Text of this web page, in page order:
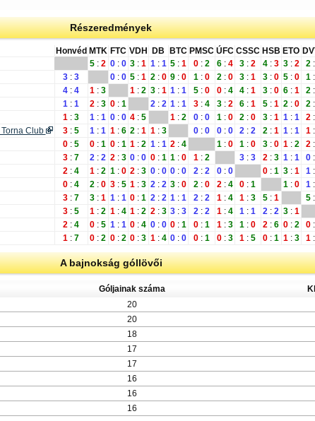
Részeredmények
Honvéd MTK FTC VDH DB BTC PMSC ÚFC CSSC HSB ETO
5 : 2 0 : 0 3 : 1 1 : 1 5 : 1 0 : 2 6 : 4 3 : 2 4 : 3 3 : 2 2 :
3 : 3 0 : 0 5 : 1 2 : 0 9 : 0 1 : 0 2 : 0 3 : 1 3 : 0 5 : 0 1 :
4 : 4 1 : 3 1 : 2 3 : 1 1 : 1 5 : 0 0 : 4 4 : 1 3 : 0 6 : 1 2 :
1 : 1 2 : 3 0 : 1 2 : 2 1 : 1 3 : 4 3 : 2 6 : 1 5 : 1 2 : 0 2 :
1 : 3 1 : 1 0 : 0 4 : 5 1 : 2 0 : 0 1 : 0 2 : 0 3 : 1 1 : 1 2 :
Club
3 : 5 1 : 1 1 : 6 2 : 1 1 : 3 0 : 0 0 : 0 2 : 2 2 : 1 1 : 1 1 :
0 : 5 0 : 1 0 : 1 1 : 2 1 : 1 2 : 4 1 : 0 1 : 0 3 : 0 1 : 2 2 :
3 : 7 2 : 2 2 : 3 0 : 0 0 : 1 1 : 0 1 : 2 3 : 3 2 : 3 1 : 1 0 :
2 : 4 1 : 2 1 : 0 2 : 3 0 : 0 0 : 0 2 : 2 0 : 0 0 : 1 3 : 1 1 :
0 : 4 2 : 0 3 : 5 1 : 3 2 : 2 3 : 0 2 : 0 2 : 4 0 : 1 1 : 0 1 :
3 : 7 3 : 1 1 : 1 0 : 1 2 : 2 1 : 1 2 : 2 1 : 4 1 : 3 5 : 1 5 :
3 : 5 1 : 2 1 : 4 1 : 2 2 : 3 3 : 3 2 : 2 1 : 4 1 : 1 2 : 2 3 : 1
2 : 4 0 : 5 1 : 1 0 : 4 0 : 0 0 : 1 0 : 1 1 : 3 1 : 0 2 : 6 0 : 2 0 :
1 : 7 0 : 2 0 : 2 0 : 3 1 : 4 0 : 0 0 : 1 0 : 3 1 : 5 0 : 1 1 : 3 1 :
A bajnokság góllövői
Góljainak száma
20
20
18
17
17
16
16
16